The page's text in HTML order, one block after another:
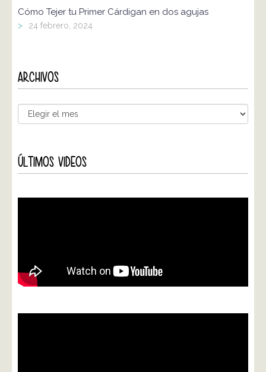
Cómo Tejer tu Primer Cárdigan en dos agujas
> 24 febrero, 2024
ARCHIVOS
ÚLTIMOS VIDEOS